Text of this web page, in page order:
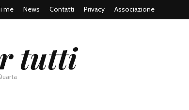
me News Contatti Privacy Associazione
tutti